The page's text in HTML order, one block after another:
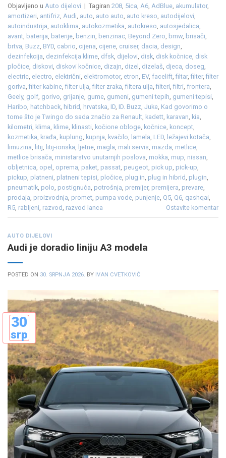
Objavljeno u Auto dijelovi | Tagiran 208, 5ica, A6, AdBlue, akumulator,
amortizeri, antifriz, Audi, auto, auto auto, auto kreso, autodijelovi,
autoindustrija, autoklima, autokozmetika, autokreso, autosjedalica,
avant, baterija, baterije, benzin, benzinac, Beyond Zero, bmw, brisači,
brtva, Buzz, BYD, cabrio, cijena, cijene, cruiser, dacia, design,
dezinfekcija, dezinfekcija klime, dfsk, dijelovi, disk, disk kočnice, disk
pločice, diskovi, diskovi kočnice, dizajn, dizel , dizelaš, djeca, doseg,
electric, electro, električni, elektromotor, etron, EV, facelift,filtar,filter,filter
goriva,filter kabine,filter ulja,filter zraka,filtera ulja,filteri,filtri, frontera,
Geely, golf, gorivo, grijanje, gume, gumeni, gumeni tepih, gumeni tepisi,
Haribo, hatchback, hibrid, hrvatska, ID, ID. Buzz, Juke, Kad govorimo o
tome što je Twingo do sada značio za Renault, kadett, karavan, kia,
kilometri, klima, klime, klinasti, kočione obloge, kočnice, koncept,
kozmetika, krađa, kuplung, kupnja, kvačilo, lamela, LED, ležajevi kotača,
limuzina, litij, litij-ionska, ljetne, magla, mali servis, mazda, metlice,
metlice brisača, ministarstvo unutarnjih poslova, mokka, mup, nissan,
obljetnica, opel , oprema, paket, passat, peugeot, pick up, pick-up,
pickup, platneni, platneni tepisi, pločice, plug in, plug in hibrid, plugin,
pneumatik, polo, postignuća, potrošnja, premijer, premijera, prevare,
prodaja, proizvodnja, promet, pumpa vode, punjenje, Q5, Q6, qashqai,
R5, rabljeni, razvod, razvod lanca Ostavite komentar
AUTO DIJELOVI
Audi je doradio liniju A3 modela
POSTED ON 30. SRPNJA 2026. BY IVAN CVETKOVIĆ
30
srp